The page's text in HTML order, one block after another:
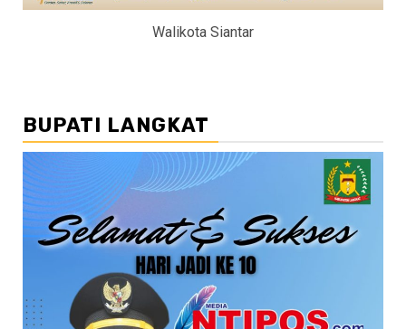
Walikota Siantar
BUPATI LANGKAT